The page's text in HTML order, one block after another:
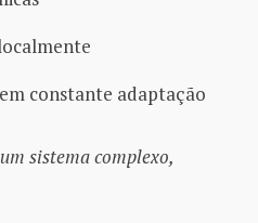
constante adaptação
um sistema complexo,